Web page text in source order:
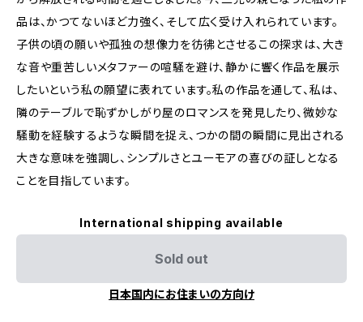
品は、かつてないほど力強く、そして広く受け入れられています。
子供の頃の願いや孤独の想像力を彷彿とさせるこの探求は、大き
な音や重苦しいメタファーの喧騒を避け、静かに響く作品を展示
したいという私の願望に表れています。私の作品を通して、私は、
隣のテーブルで恥ずかしがり屋のロマンスを発見したり、微妙な
騒動を経験するような瞬間を捉え、つかの間の瞬間に見出される
大きな意味を強調し、シンプルさとユーモアの喜びの証しとなる
ことを目指しています。
International shipping available
Sold out
日本国内にお住まいの方向け